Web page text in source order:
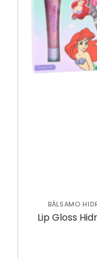
BÁLSAMO
Lip Gloss